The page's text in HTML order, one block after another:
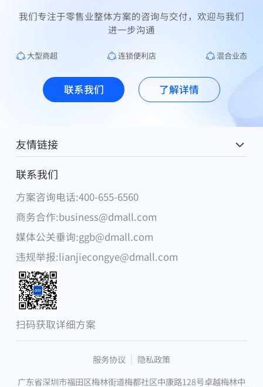
我们专注于零售业整体方案的咨询与交付，欢迎与我们
进一步沟通
大型商超 连锁便利店 混合业态
联系我们 了解详情
友情链接
麦德龙中国
腾讯
物美集团
DFI零售集团
步步高集团
微软
联系我们
方案咨询电话:400-655-6560
商务合作:business@dmall.com
媒体公关垂询:ggb@dmall.com
违规举报:lianjiecongye@dmall.com
扫码获取详细方案
服务协议
隐私政策
广东省深圳市福田区梅林街道梅都社区中康路128号卓越梅林中